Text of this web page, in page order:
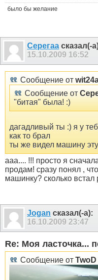
было бы желание
Серегаа сказал(-
15.10.2009 16:52
Сообщение от
Сообщение от
"битая" была! :)
дагадливый ты :) я у
как то брал
ты же видел машину эту
ааа.... !!! просто я
продам! сразу понял ,
машинку? сколько встал
Jogan сказал(-а):
16.10.2009 23:47
Re: Моя ласточка...
Сообщение от TwoD